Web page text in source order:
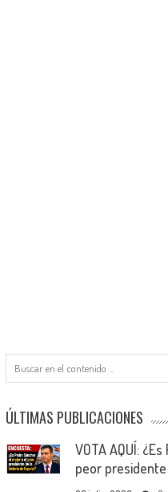
ÚLTIMAS PUBLICACIONES
VOTA AQUÍ:
peor